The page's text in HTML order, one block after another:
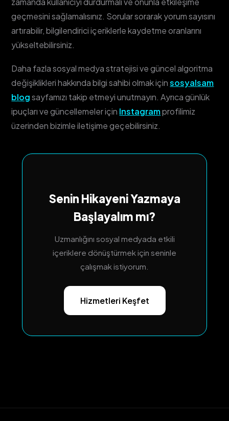
geçmesini sağlamalısınız. Sorular sorarak yorum sayısını
artırabilir, bilgilendirici içeriklerle kaydetme oranlarını
yükseltebilirsiniz.
Daha fazla sosyal medya stratejisi ve güncel algoritma
değişiklikleri hakkında bilgi sahibi olmak içinsosyalsam
blogsayfamızı takip etmeyi unutmayın. Ayrıca günlük
ipuçları ve güncellemeler için Instagramprofilimiz
üzerinden bizimle iletişime geçebilirsiniz.
Senin Hikayeni Yazmaya
Başlayalım mı?
Uzmanlığını sosyal medyada etkili
içeriklere dönüştürmek için seninle
çalışmak istiyorum.
Hizmetleri Keşfet